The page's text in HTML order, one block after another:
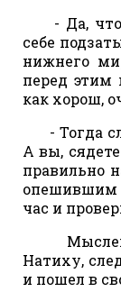
- Да, что
себе
нижнего
перед
как хорош,
- Тогда
А вы,
правильно
опешившим
час и
Натиху,
и пошел в